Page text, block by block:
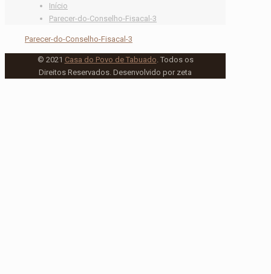
Início
Parecer-do-Conselho-Fisacal-3
Parecer-do-Conselho-Fisacal-3
© 2021 Casa do Povo de Tabuado . Todos os
Direitos Reservados. Desenvolvido por zeta